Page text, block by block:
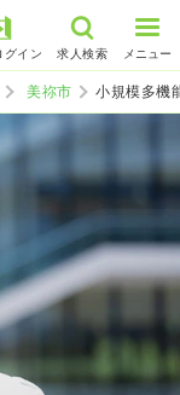
グイン 求人検索 メニュー
美祢市 小規模多機